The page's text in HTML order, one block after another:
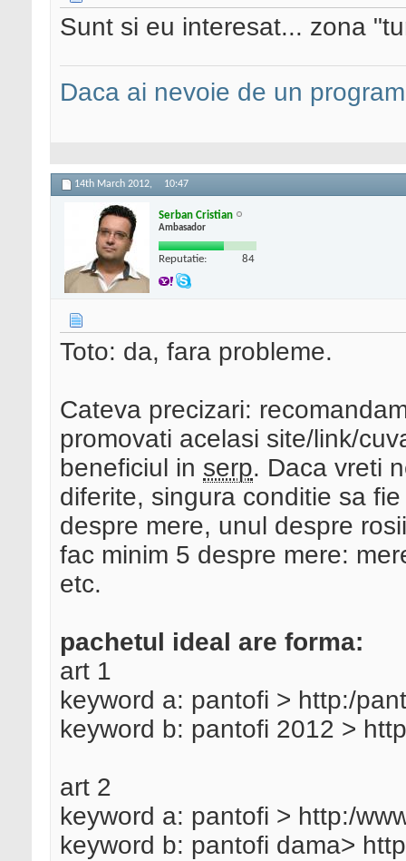
Sunt si eu interesat... zona
Daca ai nevoie de un
14th March 2012, 10:47
Serban Cristian
Ambasador
Reputatie: 84
Toto: da, fara probleme.
Cateva precizari:
promovati acelasi site/link/
beneficiul in serp. Daca vreti
diferite, singura conditie sa
despre mere, unul despre
fac minim 5 despre mere:
etc.
pachetul ideal are forma:
art 1
keyword a: pantofi > http:/
keyword b: pantofi 2012 >
art 2
keyword a: pantofi > http:/
keyword b: pantofi dama>